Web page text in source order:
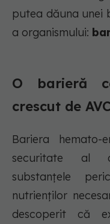
putea dăuna unei
a organismului:
O barieră
crescut de AVC
Bariera hemato-
securitate al
substanțele
nutrienților
descoperit că